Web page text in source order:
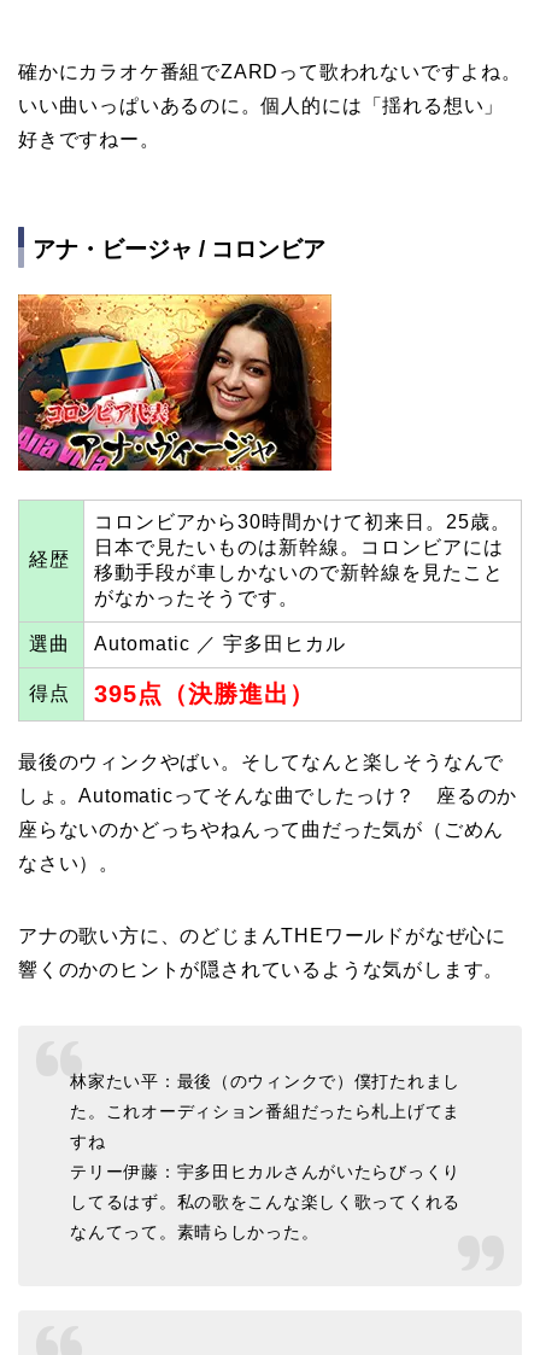
確かにカラオケ番組でZARDって歌われないですよね。
いい曲いっぱいあるのに。個人的には「揺れる想い」
好きですねー。
アナ・ビージャ / コロンビア
経歴
コロンビアから30時間かけて初来日。25歳。
日本で見たいものは新幹線。コロンビアには
移動手段が車しかないので新幹線を見たこと
がなかったそうです。
選曲 Automatic ／ 宇多田ヒカル
得点 395点（決勝進出）
最後のウィンクやばい。そしてなんと楽しそうなんで
しょ。Automaticってそんな曲でしたっけ？ 座るのか
座らないのかどっちやねんって曲だった気が（ごめん
なさい）。
アナの歌い方に、のどじまんTHEワールドがなぜ心に
響くのかのヒントが隠されているような気がします。
林家たい平：最後（のウィンクで）僕打たれまし
た。これオーディション番組だったら札上げてま
すね
テリー伊藤：宇多田ヒカルさんがいたらびっくり
してるはず。私の歌をこんな楽しく歌ってくれる
なんてって。素晴らしかった。